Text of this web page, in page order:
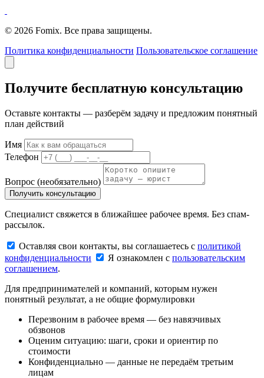
© 2026 Fomix. Все права защищены.
Политика конфиденциальности Пользовательское соглашение
Получите бесплатную консультацию
Оставьте контакты — разберём задачу и предложим понятный
план действий
Имя
Телефон
Вопрос (необязательно)
Получить консультацию
Специалист свяжется в ближайшее рабочее время. Без спам-
рассылок.
Оставляя свои контакты, вы соглашаетесь с политикой
конфиденциальности
Я ознакомлен с пользовательским
соглашением.
Для предпринимателей и компаний, которым нужен
понятный результат, а не общие формулировки
Перезвоним в рабочее время — без навязчивых
обзвонов
Оценим ситуацию: шаги, сроки и ориентир по
стоимости
Конфиденциально — данные не передаём третьим
лицам